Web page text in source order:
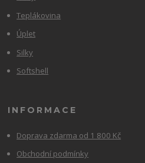
Teplákovina
Úplet
Silky
Softshell
INFORMACE
Doprava zdarma od 1 800 Kč
Obchodní podmínky